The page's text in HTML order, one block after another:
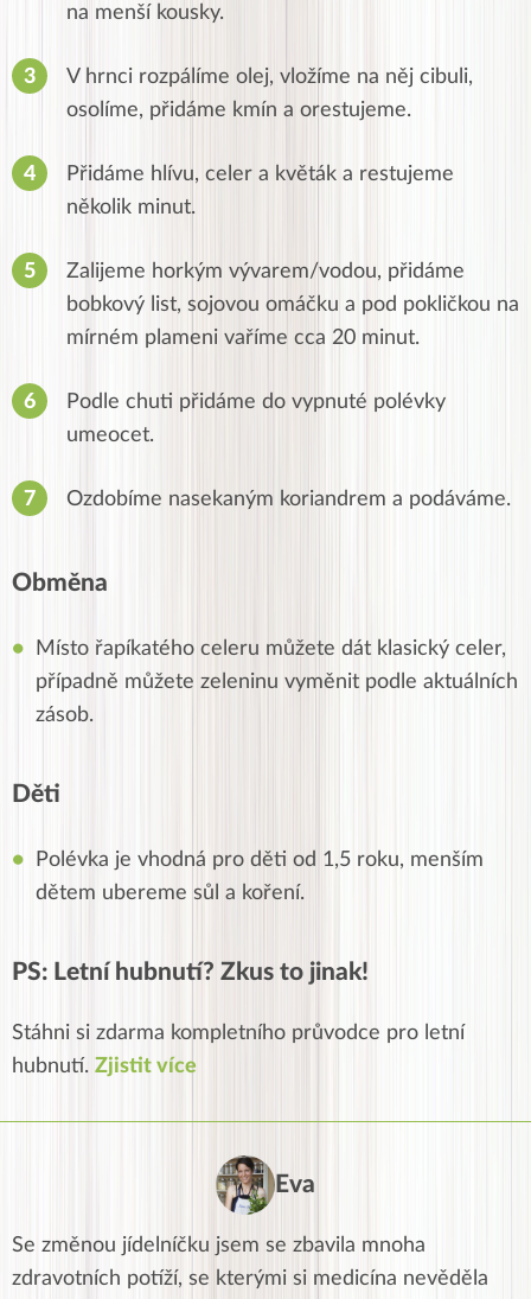
na menší kousky.
V hrnci rozpálíme olej, vložíme na něj cibuli,
osolíme, přidáme kmín a orestujeme.
Přidáme hlívu, celer a květák a restujeme
několik minut.
Zalijeme horkým vývarem/vodou, přidáme
bobkový list, sojovou omáčku a pod pokličkou na
mírném plameni vaříme cca 20 minut.
Podle chuti přidáme do vypnuté polévky
umeocet.
Ozdobíme nasekaným koriandrem a podáváme.
Obměna
Místo řapíkatého celeru můžete dát klasický celer,
případně můžete zeleninu vyměnit podle aktuálních
zásob.
Děti
Polévka je vhodná pro děti od 1,5 roku, menším
dětem ubereme sůl a koření.
PS: Letní hubnutí? Zkus to jinak!
Stáhni si zdarma kompletního průvodce pro letní
hubnutí. Zjistit více
Eva
Se změnou jídelníčku jsem se zbavila mnoha
zdravotních potíží, se kterými si medicína nevěděla